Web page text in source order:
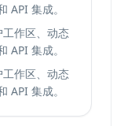
API 集成。
作区、动态
API 集成。
作区、动态
API 集成。